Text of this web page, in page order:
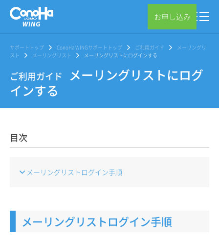
お申し込み
サポートトップ ConoHa WINGサポートトップ ご利用ガイド
メーリングリ
スト
メーリングリスト メーリングリストにログインする
ご利用ガイド
メーリングリストにログ
インする
目次
メーリングリストログイン手順
メーリングリストログイン手順